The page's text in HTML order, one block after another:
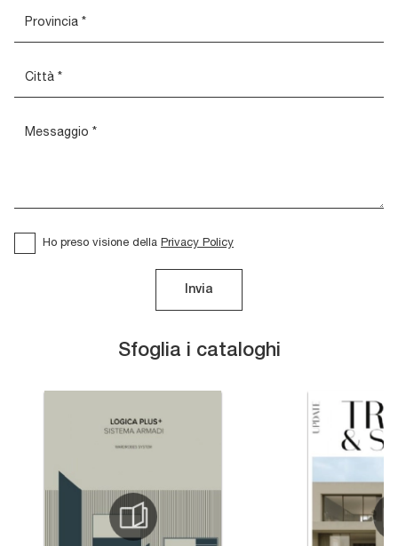
Sfoglia i cataloghi
Ho preso visione della Privacy Policy
Invia